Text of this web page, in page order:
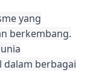
yang
berkembang.
berbagai